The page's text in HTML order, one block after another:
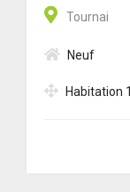
Tournai
Neuf
Habitation